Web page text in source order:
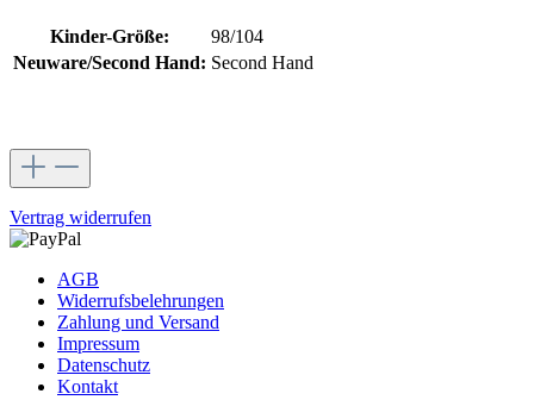
Kinder-Größe:
98/104
Neuware/Second Hand: Second Hand
Vertrag widerrufen
AGB
Widerrufsbelehrungen
Zahlung und Versand
Impressum
Datenschutz
Kontakt